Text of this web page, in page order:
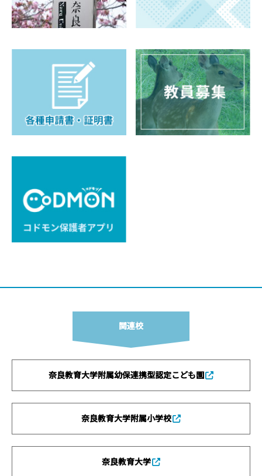
育桜会
関連校
奈良教育大学附属幼保連携型認定こども園
奈良教育大学附属小学校
奈良教育大学